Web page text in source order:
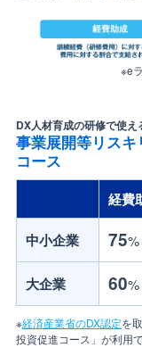
※e
DX人材育成の研修で使え
事業展開等リス
コース
経費
中小企業 75%
大企業 60%
※経済産業省のDX認定を
投資促進コース」が利用で